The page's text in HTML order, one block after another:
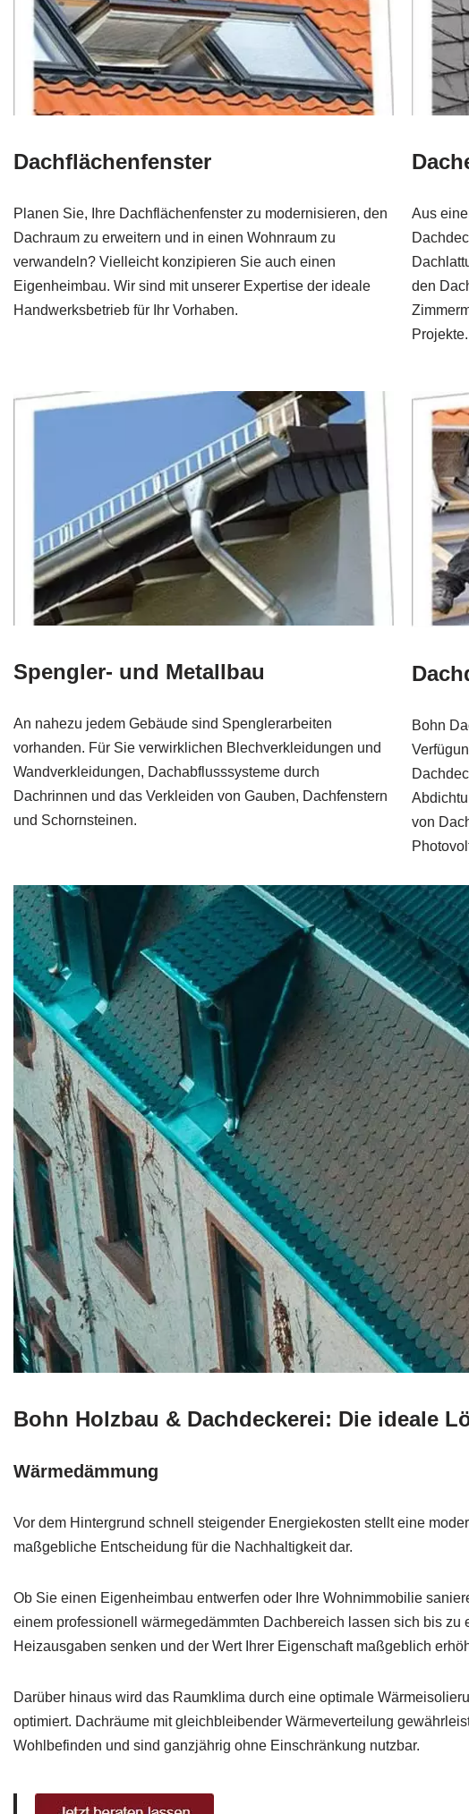
Dachflächenfenster
Planen Sie, Ihre Dachflächenfenster zu modernisieren, den
Dachraum zu erweitern und in einen Wohnraum zu
verwandeln? Vielleicht konzipieren Sie auch einen
Eigenheimbau. Wir sind mit unserer Expertise der ideale
Handwerksbetrieb für Ihr Vorhaben.
Aus
den
Projekte.
Spengler- und Metallbau
An nahezu jedem Gebäude sind Spenglerarbeiten
vorhanden. Für Sie verwirklichen Blechverkleidungen und
Wandverkleidungen, Dachabflusssysteme durch
Dachrinnen und das Verkleiden von Gauben, Dachfenstern
und Schornsteinen.
Bohn
von
Bohn Holzbau & Dachdeckerei: Die ideale
Wärmedämmung
Vor dem Hintergrund schnell steigender Energiekosten stellt eine
maßgebliche Entscheidung für die Nachhaltigkeit dar.
Ob Sie einen Eigenheimbau entwerfen oder Ihre Wohnimmobilie
einem professionell wärmegedämmten Dachbereich lassen sich bis zu
Heizausgaben senken und der Wert Ihrer Eigenschaft maßgeblich
Darüber hinaus wird das Raumklima durch eine optimale
optimiert. Dachräume mit gleichbleibender Wärmeverteilung
Wohlbefinden und sind ganzjährig ohne Einschränkung nutzbar.